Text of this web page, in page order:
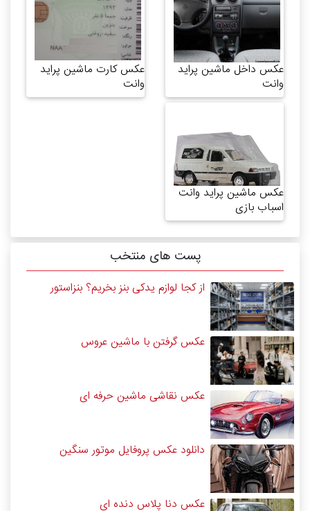
عکس داخل ماشین پراید
وانت
عکس کارت ماشین پراید
وانت
عکس ماشین پراید وانت
اسباب بازی
پست های منتخب
از کجا لوازم یدکی بنز بخریم؟ بنزاستور
عکس گرفتن با ماشین عروس
عکس نقاشی ماشین حرفه ای
دانلود عکس پروفایل موتور سنگین
عکس دنا پلاس دنده ای